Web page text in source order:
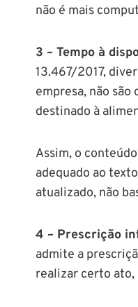
não é mais
3 – Tempo à
13.467/2017,
empresa, não
destinado à
Assim, o
adequado ao
atualizado, não
4 – Prescrição
admite a
realizar certo